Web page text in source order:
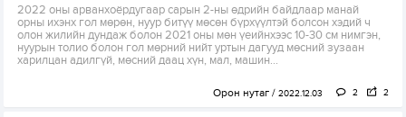
2022 оны арванхоёрдугаар сарын 2-ны өдрийн байдлаар манай
орны ихэнх гол мөрөн, нуур битүү мөсөн бүрхүүлтэй болсон хэдий ч
олон жилийн дундаж болон 2021 оны мөн үеийнхээс 10-30 см нимгэн,
нуурын толио болон гол мөрний нийт уртын дагууд мөсний зузаан
харилцан адилгүй, мөсний даац хүн, мал, машин...
Орон нутаг 2022.12.03 2 2